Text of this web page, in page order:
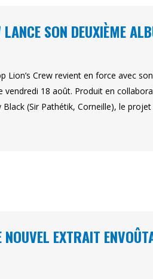
LANCE SON DEUXIÈME
Lion’s Crew revient en force avec
vendredi 18 août. Produit en
Black (Sir Pathétik, Corneille), le
EXTRAIT